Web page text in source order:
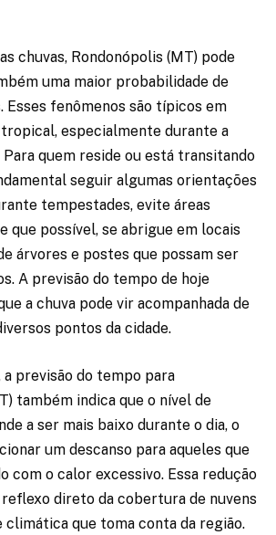
chuvas, Rondonópolis (MT) pode
uma maior probabilidade de
Esses fenômenos são típicos em
especialmente durante a
Para quem reside ou está transitando
seguir algumas orientações
tempestades, evite áreas
que possível, se abrigue em locais
árvores e postes que possam ser
A previsão do tempo de hoje
a chuva pode vir acompanhada de
pontos da cidade.
a previsão do tempo para
também indica que o nível de
a ser mais baixo durante o dia, o
um descanso para aqueles que
com o calor excessivo. Essa redução
reflexo direto da cobertura de nuvens
climática que toma conta da região.